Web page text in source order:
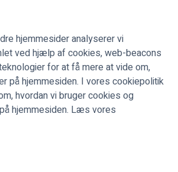
hjemmesider analyserer vi
ved hjælp af cookies, web-beacons
for at få mere at vide om,
på hjemmesiden. I vores cookiepolitik
hvordan vi bruger cookies og
hjemmesiden. Læs vores